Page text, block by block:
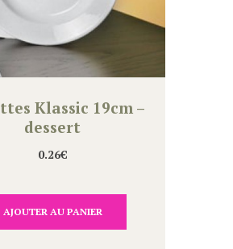
Klassic 19cm –
dessert
0.26€
AJOUTER AU PANIER